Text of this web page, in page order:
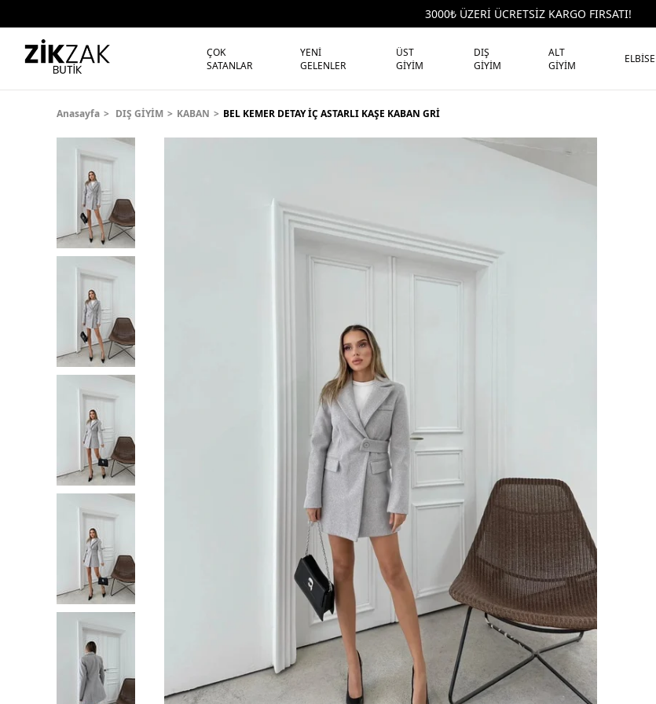
3000₺ ÜZERİ ÜCRETSİZ KARGO FIRSATI!
ÇOK
SATANLAR
YENİ
GELENLER
ÜST
GİYİM
DIŞ
GİYİM
ALT
GİYİM
ELBİSE
Anasayfa DIŞ GİYİM KABAN BEL KEMER DETAY İÇ ASTARLI KAŞE KABAN GRİ